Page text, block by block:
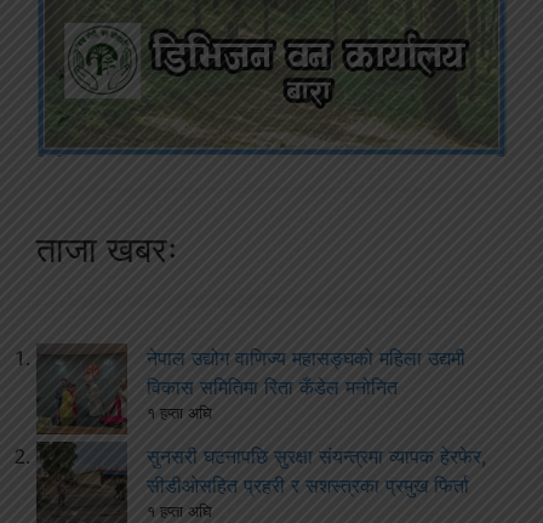
ताजा खबरः
नेपाल उद्योग वाणिज्य महासङ्घको महिला उद्यमी
विकास समितिमा रिता कँडेल मनोनित
१ हप्ता अघि
सुनसरी घटनापछि सुरक्षा संयन्त्रमा व्यापक हेरफेर,
सीडीओसहित प्रहरी र सशस्त्रका प्रमुख फिर्ता
१ हप्ता अघि